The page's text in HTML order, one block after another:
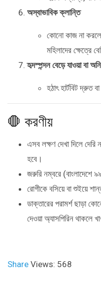
অস্বাভাবিক ক্লান্তি
কোনো কাজ না
মহিলাদের ক্ষেত্রে
হৃদস্পন্দন বেড়ে যাওয়া বা
হঠাৎ হার্টবিট দ্রুত
🛑 করণীয়
এসব লক্ষণ দেখা দিলে
হবে।
জরুরি নম্বরে (বাংলাদেশে
রোগীকে বসিয়ে বা শুইয়ে
ডাক্তারের পরামর্শ ছাড়া
দেওয়া অ্যাসপিরিন থাকলে
Share Views: 568